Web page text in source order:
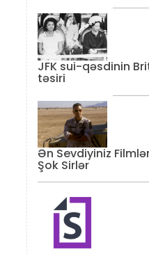
JFK sui-qəsdinin
təsiri
Ən Sevdiyiniz
Şok Sirlər